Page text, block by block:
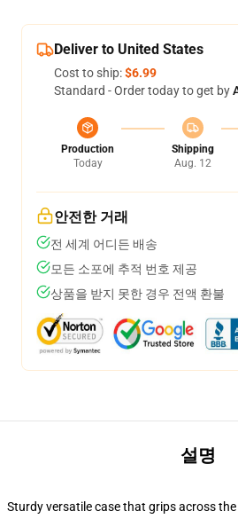
Deliver to United States
Cost to ship:$6.99
Standard - Order today to get by
Production
Today
Shipping
Aug. 12
안전한 거래
전 세계 어디든 배송
모든 소포에 추적 번호 제공
상품을 받지 못한 경우 전액 환불
설명
Sturdy versatile case that grips across